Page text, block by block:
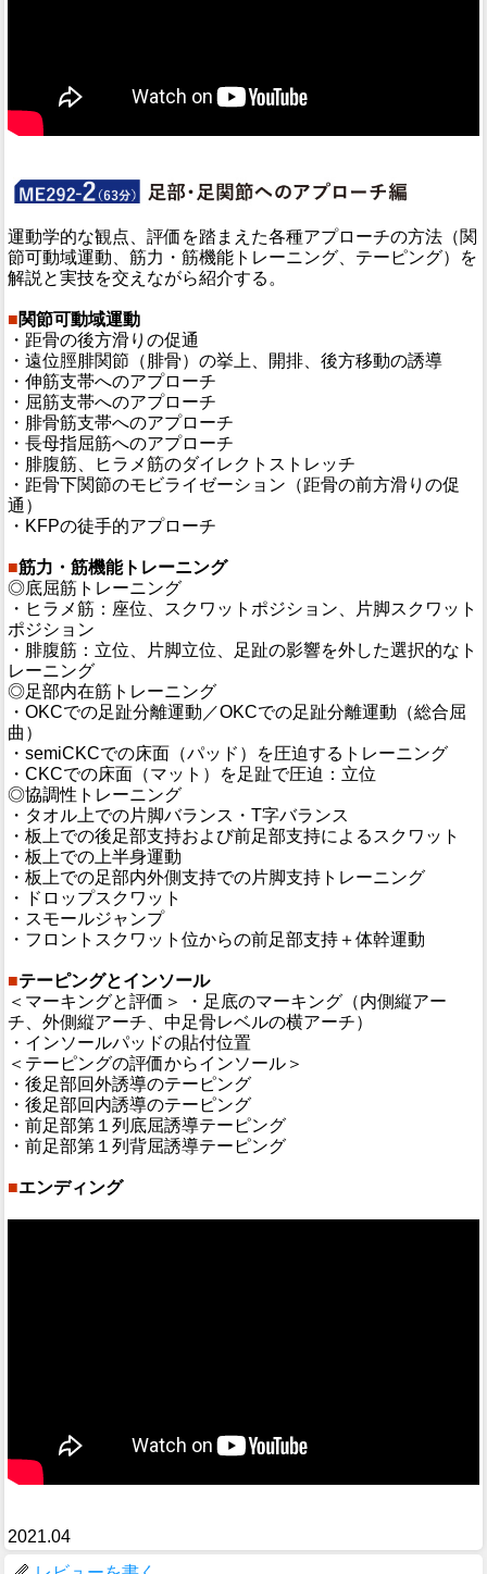
運動学的な観点、評価を踏まえた各種アプローチの方法（関
節可動域運動、筋力・筋機能トレーニング、テーピング）を
解説と実技を交えながら紹介する。
■関節可動域運動
・距骨の後方滑りの促通
・遠位脛腓関節（腓骨）の挙上、開排、後方移動の誘導
・伸筋支帯へのアプローチ
・屈筋支帯へのアプローチ
・腓骨筋支帯へのアプローチ
・長母指屈筋へのアプローチ
・腓腹筋、ヒラメ筋のダイレクトストレッチ
・距骨下関節のモビライゼーション（距骨の前方滑りの促
通）
・KFPの徒手的アプローチ
■筋力・筋機能トレーニング
◎底屈筋トレーニング
・ヒラメ筋：座位、スクワットポジション、片脚スクワット
ポジション
・腓腹筋：立位、片脚立位、足趾の影響を外した選択的なト
レーニング
◎足部内在筋トレーニング
・OKCでの足趾分離運動／OKCでの足趾分離運動（総合屈
曲）
・semiCKCでの床面（パッド）を圧迫するトレーニング
・CKCでの床面（マット）を足趾で圧迫：立位
◎協調性トレーニング
・タオル上での片脚バランス・T字バランス
・板上での後足部支持および前足部支持によるスクワット
・板上での上半身運動
・板上での足部内外側支持での片脚支持トレーニング
・ドロップスクワット
・スモールジャンプ
・フロントスクワット位からの前足部支持＋体幹運動
■テーピングとインソール
＜マーキングと評価＞ ・足底のマーキング（内側縦アー
チ、外側縦アーチ、中足骨レベルの横アーチ）
・インソールパッドの貼付位置
＜テーピングの評価からインソール＞
・後足部回外誘導のテーピング
・後足部回内誘導のテーピング
・前足部第１列底屈誘導テーピング
・前足部第１列背屈誘導テーピング
■エンディング
2021.04